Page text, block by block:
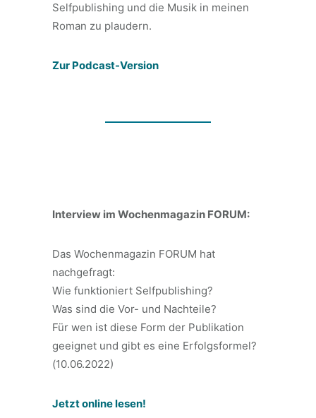
Selfpublishing und die Musik in meinen
Roman zu plaudern.
Zur Podcast-Version
Interview im Wochenmagazin FORUM:
Das Wochenmagazin FORUM hat
nachgefragt:
Wie funktioniert Selfpublishing?
Was sind die Vor- und Nachteile?
Für wen ist diese Form der Publikation
geeignet und gibt es eine Erfolgsformel?
(10.06.2022)
Jetzt online lesen!